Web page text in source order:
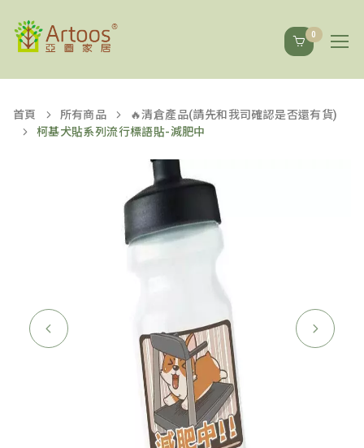
0
首頁 所有商品
🔥清倉產品(請先和我司確認是否還有貨)
柯基犬貼系列流行標語貼-減肥中